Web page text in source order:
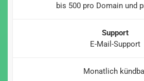
bis 500 pro Domain und
Support
E-Mail-Support
Monatlich